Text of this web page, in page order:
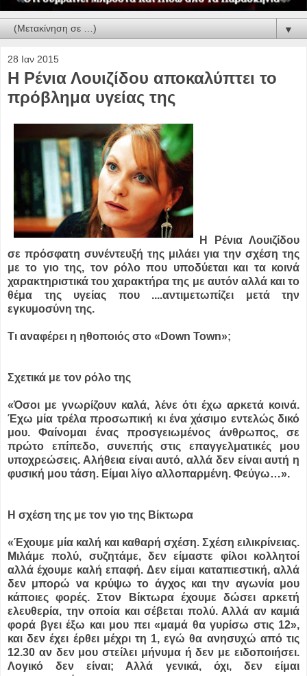
▼
28 Ιαν 2015
Η Ρένια Λουιζίδου αποκαλύπτει το
πρόβλημα υγείας της
Η Ρένια Λουιζίδου
σε πρόσφατη συνέντευξή της μιλάει για την σχέση της
με το γιο της, τον ρόλο που υποδύεται και τα κοινά
χαρακτηριστικά του χαρακτήρα της με αυτόν αλλά και το
θέμα της υγείας που ....αντιμετωπίζει μετά την
εγκυμοσύνη της.
Τι αναφέρει η ηθοποιός στο «Down Town»;
Σχετικά με τον ρόλο της
«Όσοι με γνωρίζουν καλά, λένε ότι έχω αρκετά κοινά.
Έχω μία τρέλα προσωπική κι ένα χάσιμο εντελώς δικό
μου. Φαίνομαι ένας προσγειωμένος άνθρωπος, σε
πρώτο επίπεδο, συνεπής στις επαγγελματικές μου
υποχρεώσεις. Αλήθεια είναι αυτό, αλλά δεν είναι αυτή η
φυσική μου τάση. Είμαι λίγο αλλοπαρμένη. Φεύγω…».
Η σχέση της με τον γιο της Βίκτωρα
«Έχουμε μία καλή και καθαρή σχέση. Σχέση ειλικρίνειας.
Μιλάμε πολύ, συζητάμε, δεν είμαστε φίλοι κολλητοί
αλλά έχουμε καλή επαφή. Δεν είμαι καταπιεστική, αλλά
δεν μπορώ να κρύψω το άγχος και την αγωνία μου
κάποιες φορές. Στον Βίκτωρα έχουμε δώσει αρκετή
ελευθερία, την οποία και σέβεται πολύ. Αλλά αν καμιά
φορά βγει έξω και μου πει «μαμά θα γυρίσω στις 12»,
και δεν έχει έρθει μέχρι τη 1, εγώ θα ανησυχώ από τις
12.30 αν δεν μου στείλει μήνυμα ή δεν με ειδοποιήσει.
Λογικό δεν είναι; Αλλά γενικά, όχι, δεν είμαι